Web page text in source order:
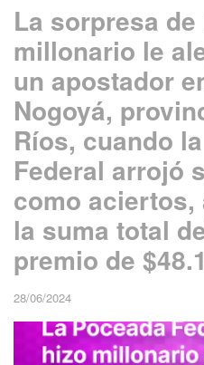
La sorpresa
millonario le
un apostador
Nogoyá,
Ríos, cuando
Federal arrojó
como
la suma total
premio de
28/06/2024